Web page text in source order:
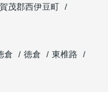
賀茂郡西伊豆町
倉 徳倉
東椎路